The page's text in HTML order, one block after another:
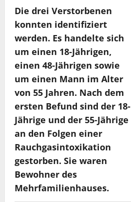
Die drei Verstorbenen
konnten identifiziert
werden. Es handelte sich
um einen 18-Jährigen,
einen 48-Jährigen sowie
um einen Mann im Alter
von 55 Jahren. Nach dem
ersten Befund sind der 18-
Jährige und der 55-Jährige
an den Folgen einer
Rauchgasintoxikation
gestorben. Sie waren
Bewohner des
Mehrfamilienhauses.